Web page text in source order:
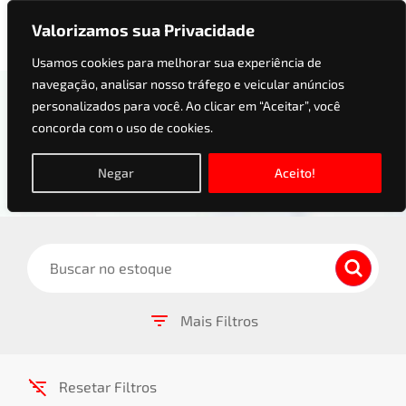
Valorizamos sua Privacidade
Usamos cookies para melhorar sua experiência de
navegação, analisar nosso tráfego e veicular anúncios
personalizados para você. Ao clicar em “Aceitar”, você
concorda com o uso de cookies.
Negar Aceito!
Estoque
qualidade que só a Avance oferece!
Buscar
Mais Filtros
Ordenar por:
Resetar Filtros